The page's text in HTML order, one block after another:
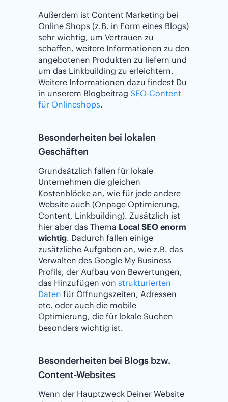
Außerdem ist Content Marketing bei
Online Shops (z.B. in Form eines Blogs)
sehr wichtig, um Vertrauen zu
schaffen, weitere Informationen zu den
angebotenen Produkten zu liefern und
um das Linkbuilding zu erleichtern.
Weitere Informationen dazu findest Du
in unserem Blogbeitrag SEO-Content
für Onlineshops.
Besonderheiten bei lokalen
Geschäften
Grundsätzlich fallen für lokale
Unternehmen die gleichen
Kostenblöcke an, wie für jede andere
Website auch (Onpage Optimierung,
Content, Linkbuilding). Zusätzlich ist
hier aber das Thema Local SEO enorm
wichtig. Dadurch fallen einige
zusätzliche Aufgaben an, wie z.B. das
Verwalten des Google My Business
Profils, der Aufbau von Bewertungen,
das Hinzufügen von strukturierten
Daten für Öffnungszeiten, Adressen
etc. oder auch die mobile
Optimierung, die für lokale Suchen
besonders wichtig ist.
Besonderheiten bei Blogs bzw.
Content-Websites
Wenn der Hauptzweck Deiner Website